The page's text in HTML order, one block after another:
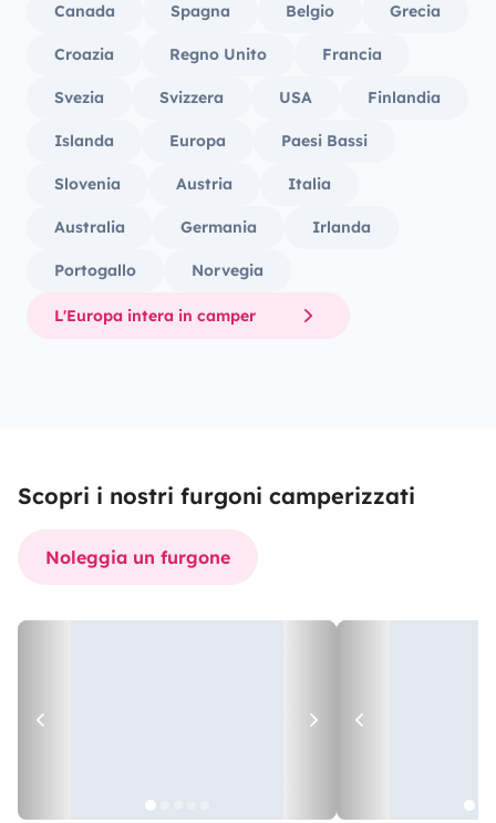
Canada Spagna Belgio Grecia
Croazia Regno Unito Francia
Svezia Svizzera USA Finlandia
Islanda Europa Paesi Bassi
Slovenia Austria Italia
Australia Germania Irlanda
Portogallo Norvegia
L'Europa intera in camper
Scopri i nostri furgoni camperizzati
Noleggia un furgone